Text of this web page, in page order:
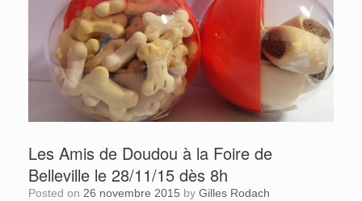
Les Amis de Doudou à la Foire de
Belleville le 28/11/15 dès 8h
Posted on 26 novembre 2015 by Gilles Rodach